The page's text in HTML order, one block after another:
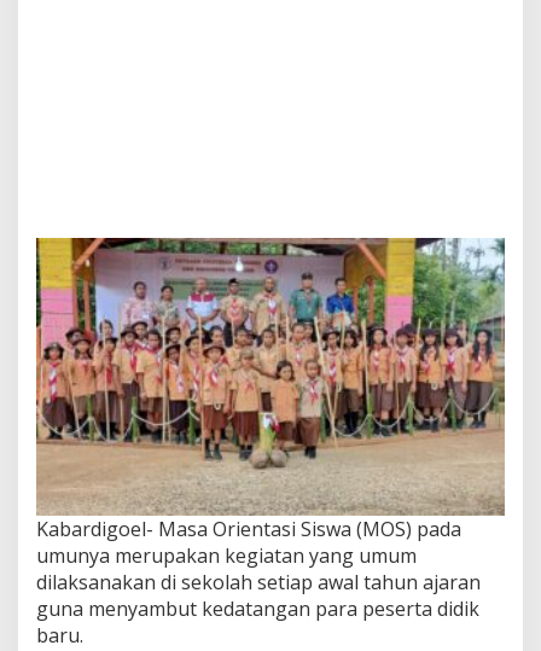
Kabardigoel- Masa Orientasi Siswa (MOS) pada
umunya merupakan kegiatan yang umum
dilaksanakan di sekolah setiap awal tahun ajaran
guna menyambut kedatangan para peserta didik
baru.